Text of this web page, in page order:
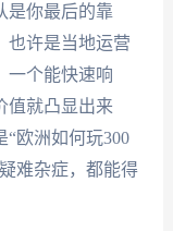
是你最后的靠
也许是当地运营
一个能快速响
值就凸显出来
欧洲如何玩300
难杂症，都能得